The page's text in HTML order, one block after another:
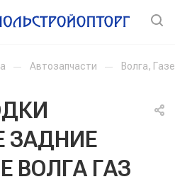
— Автозапчасти — Волга,
ЗАДНИЕ
ВОЛГА ГАЗ